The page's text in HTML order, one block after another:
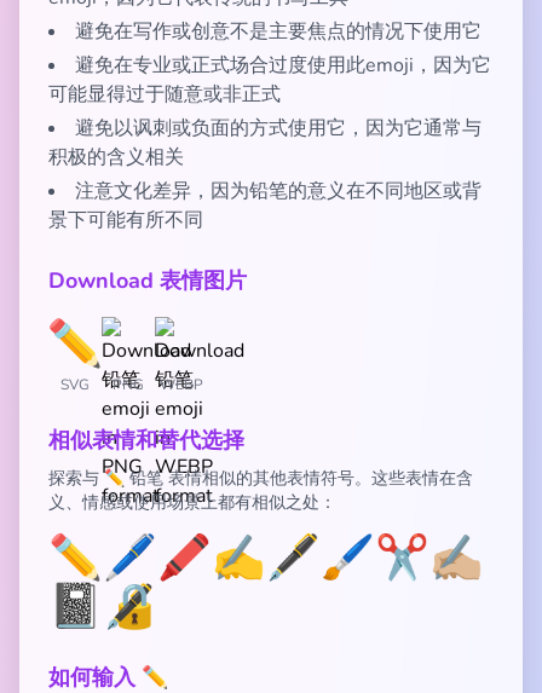
避免在写作或创意不是主要焦点的情况下使用它
避免在专业或正式场合过度使用此emoji，因为它
可能显得过于随意或非正式
避免以讽刺或负面的方式使用它，因为它通常与
积极的含义相关
注意文化差异，因为铅笔的意义在不同地区或背
景下可能有所不同
Download 表情图片
SVG PNG WEBP
相似表情和替代选择
探索与 ✏️ 铅笔 表情相似的其他表情符号。这些表情在含
义、情感或使用场景上都有相似之处：
✏️🖊️🖍️✍️🖋️🖌️✂️✍🏼
📓 🔏
如何输入 ✏️